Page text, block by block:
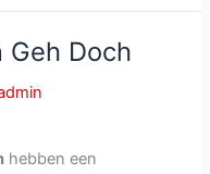
Geh Doch
hebben een